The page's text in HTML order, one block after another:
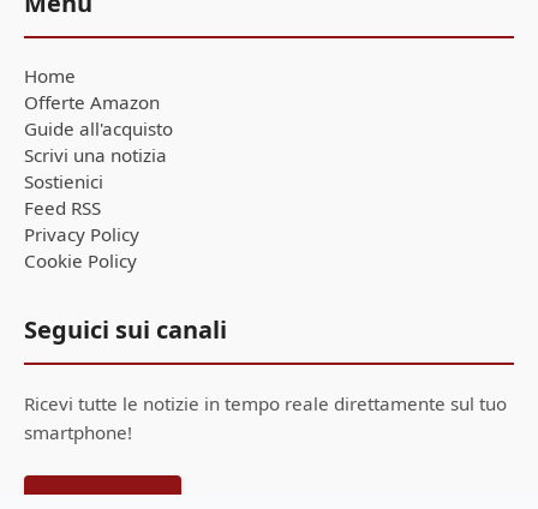
Home
Offerte Amazon
Guide all'acquisto
Scrivi una notizia
Sostienici
Feed RSS
Privacy Policy
Cookie Policy
Seguici sui canali
Ricevi tutte le notizie in tempo reale direttamente sul tuo
smartphone!